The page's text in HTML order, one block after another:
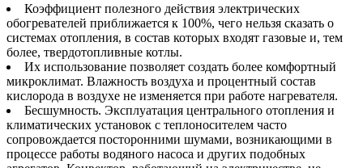
Коэффициент полезного действия электрических
обогревателей приближается к 100%, чего нельзя сказать о
системах отопления, в состав которых входят газовые и, тем
более, твердотопливные котлы.
Их использование позволяет создать более комфортный
микроклимат. Влажность воздуха и процентный состав
кислорода в воздухе не изменяется при работе нагревателя.
Бесшумность. Эксплуатация центрального отопления и
климатических установок с теплоносителем часто
сопровождается посторонними шумами, возникающими в
процессе работы водяного насоса и других подобных